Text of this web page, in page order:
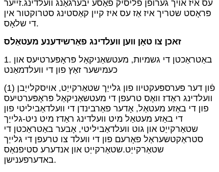
עס איז אויך גערופן פליסיק פאַסע יבערגאַנג וועלדינג.זייער
פּראָסט שטריך איז אַז עס איז קיין קאַסטינג סטרוקטור אין
די שלאָס.
זאכן צו טאָן ווען וועלדינג פאַרשידענע מעטאַלס
1. באַטראַכטן די גשמיות, מעטשאַניקאַל פּראָפּערטיעס און
כעמישער זאַץ פון די וועלדמאַנט
(1) פֿון דער פּערספּעקטיוו פון גלייַך שטאַרקייַט, אויסקלייַבן
וועלדינג ראַדז וואָס טרעפן די מעטשאַניקאַל פּראָפּערטיעס
פון די באַזע מעטאַל, אָדער פאַרבינדן די וועלדאַביליטי פון
די באַזע מעטאַל מיט וועלדינג ראַדז מיט ניט-גלייַך
שטאַרקייַט און גוט וועלדאַביליטי, אָבער באַטראַכטן די
סטראַקטשעראַל פאָרעם פון די וועלד צו טרעפן די גלייַך
שטאַרקייַט.שטאַרקייַט און אנדערע סטיפנאַס
באדערפענישן.